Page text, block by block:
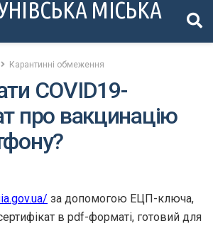
МІСЬКА
Карантинні обмеження
COVID19-
про вакцинацію
за допомогою ЕЦП-ключа,
в pdf-форматі, готовий для